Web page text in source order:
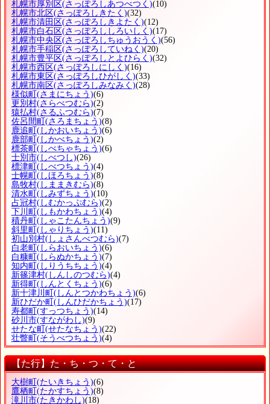
札幌市厚別区(さっぽろしあつべつく)(10)
札幌市北区(さっぽろしきたく)(32)
札幌市清田区(さっぽろしきよたく)(12)
札幌市白石区(さっぽろししろいしく)(17)
札幌市中央区(さっぽろしちゅうおうく)(56)
札幌市手稲区(さっぽろしていねく)(20)
札幌市豊平区(さっぽろしとよひらく)(32)
札幌市西区(さっぽろしにしく)(16)
札幌市東区(さっぽろしひがしく)(33)
札幌市南区(さっぽろしみなみく)(28)
様似町 (さまにちょう)(6)
更別村(さらべつむら)(2)
猿払村(さるふつむら)(7)
佐呂間町 (さろまちょう)(8)
鹿追町 (しかおいちょう)(6)
鹿部町 (しかべちょう)(2)
標茶町 (しべちゃちょう)(6)
士別市(しべつし)(26)
標津町 (しべつちょう)(4)
士幌町 (しほろちょう)(8)
島牧村(しままきむら)(8)
清水町 (しみずちょう)(10)
占冠村(しむかっぷむら)(2)
下川町 (しもかわちょう)(4)
積丹町 (しゃこたんちょう)(9)
斜里町 (しゃりちょう)(11)
初山別村(しょさんべつむら)(7)
白老町 (しらおいちょう)(6)
白糠町 (しらぬかちょう)(7)
知内町 (しりうちちょう)(4)
新篠津村(しんしのつむら)(4)
新得町 (しんとくちょう)(6)
新十津川町 (しんとつかわちょう)(6)
新ひだか町 (しんひだかちょう)(17)
寿都町 (すっつちょう)(14)
砂川市(すながわし)(9)
せたな町 (せたなちょう)(22)
壮瞥町 (そうべつちょう)(4)
【た行】た・ち・つ・て・と
大樹町 (たいきちょう)(6)
鷹栖町 (たかすちょう)(8)
滝川市(たきかわし)(18)